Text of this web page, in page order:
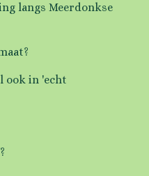
langs Meerdonkse
ook in 'echt